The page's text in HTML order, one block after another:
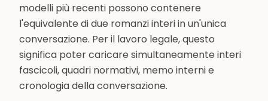
modelli più recenti possono contenere
l'equivalente di due romanzi interi in un'unica
conversazione. Per il lavoro legale, questo
significa poter caricare simultaneamente interi
fascicoli, quadri normativi, memo interni e
cronologia della conversazione.